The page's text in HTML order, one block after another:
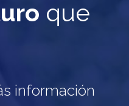
que
información